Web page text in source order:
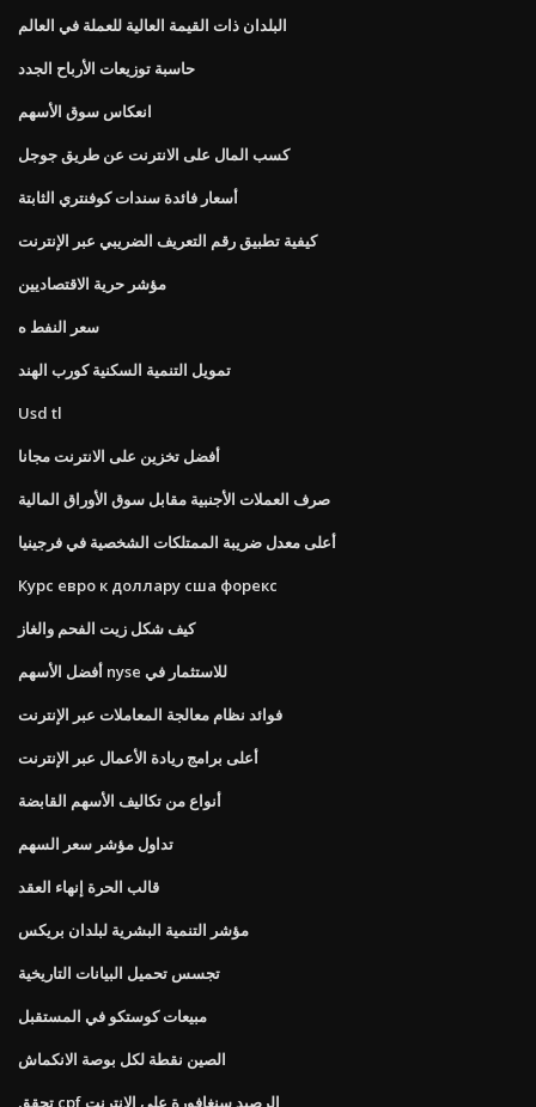
البلدان ذات القيمة العالية للعملة في العالم
حاسبة توزيعات الأرباح الجدد
انعكاس سوق الأسهم
كسب المال على الانترنت عن طريق جوجل
أسعار فائدة سندات كوفنتري الثابتة
كيفية تطبيق رقم التعريف الضريبي عبر الإنترنت
مؤشر حرية الاقتصاديين
سعر النفط ه
تمويل التنمية السكنية كورب الهند
Usd tl
أفضل تخزين على الانترنت مجانا
صرف العملات الأجنبية مقابل سوق الأوراق المالية
أعلى معدل ضريبة الممتلكات الشخصية في فرجينيا
Курс евро к доллару сша форекс
كيف شكل زيت الفحم والغاز
أفضل الأسهم nyse للاستثمار في
فوائد نظام معالجة المعاملات عبر الإنترنت
أعلى برامج ريادة الأعمال عبر الإنترنت
أنواع من تكاليف الأسهم القابضة
تداول مؤشر سعر السهم
قالب الحرة إنهاء العقد
مؤشر التنمية البشرية لبلدان بريكس
تجسس تحميل البيانات التاريخية
مبيعات كوستكو في المستقبل
الصين نقطة لكل بوصة الانكماش
تحقق cpf الرصيد سنغافورة على الانترنت